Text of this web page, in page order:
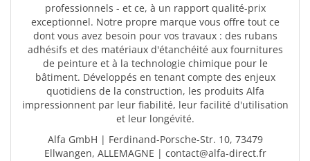
professionnels - et ce, à un rapport qualité-prix
exceptionnel. Notre propre marque vous offre tout ce
dont vous avez besoin pour vos travaux : des rubans
adhésifs et des matériaux d'étanchéité aux fournitures
de peinture et à la technologie chimique pour le
bâtiment. Développés en tenant compte des enjeux
quotidiens de la construction, les produits Alfa
impressionnent par leur fiabilité, leur facilité d'utilisation
et leur longévité.
Alfa GmbH | Ferdinand-Porsche-Str. 10, 73479
Ellwangen, ALLEMAGNE | contact@alfa-direct.fr